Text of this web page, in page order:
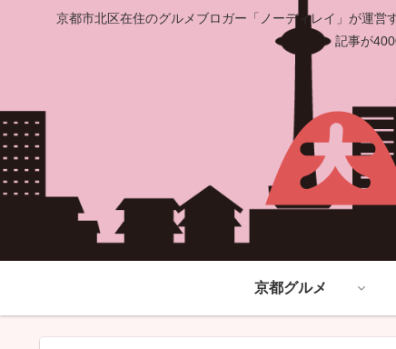
京都市北区在住のグルメブロガー「ノーディレイ」が運
記事が
京都グルメ